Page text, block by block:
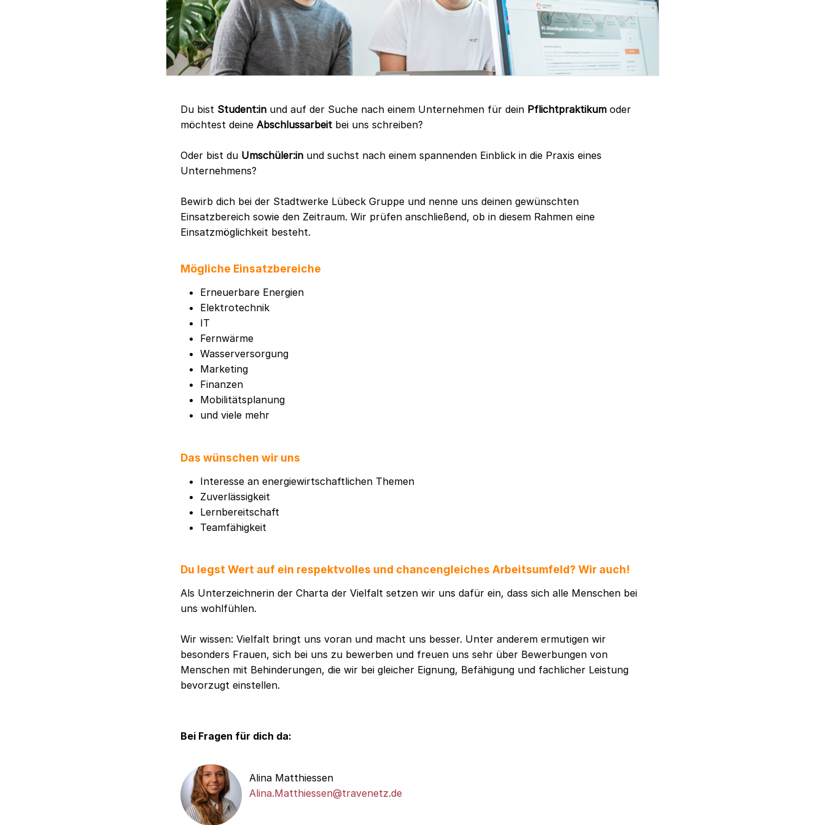
Du bist Student:in und auf der Suche nach einem Unternehmen für dein Pflichtpraktikum oder
möchtest deine Abschlussarbeit bei uns schreiben?
Oder bist du Umschüler:in und suchst nach einem spannenden Einblick in die Praxis eines
Unternehmens?
Bewirb dich bei der Stadtwerke Lübeck Gruppe und nenne uns deinen gewünschten
Einsatzbereich sowie den Zeitraum. Wir prüfen anschließend, ob in diesem Rahmen eine
Einsatzmöglichkeit besteht.
Mögliche Einsatzbereiche
Erneuerbare Energien
Elektrotechnik
IT
Fernwärme
Wasserversorgung
Marketing
Finanzen
Mobilitätsplanung
und viele mehr
Das wünschen wir uns
Interesse an energiewirtschaftlichen Themen
Zuverlässigkeit
Lernbereitschaft
Teamfähigkeit
Du legst Wert auf ein respektvolles und chancengleiches Arbeitsumfeld? Wir auch!
Als Unterzeichnerin der Charta der Vielfalt setzen wir uns dafür ein, dass sich alle Menschen bei
uns wohlfühlen.
Wir wissen: Vielfalt bringt uns voran und macht uns besser. Unter anderem ermutigen wir
besonders Frauen, sich bei uns zu bewerben und freuen uns sehr über Bewerbungen von
Menschen mit Behinderungen, die wir bei gleicher Eignung, Befähigung und fachlicher Leistung
bevorzugt einstellen.
Bei Fragen für dich da:
Alina Matthiessen
Alina.Matthiessen@travenetz.de